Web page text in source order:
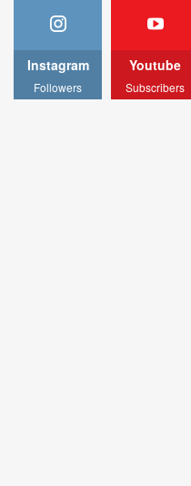
Youtube
Subscribers
Instagram
Followers